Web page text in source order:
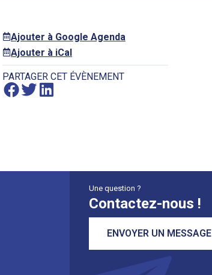
Ajouter à Google Agenda
Ajouter à iCal
PARTAGER CET ÉVÈNEMENT
Une question ?
Contactez-nous !
ENVOYER UN MESSAGE